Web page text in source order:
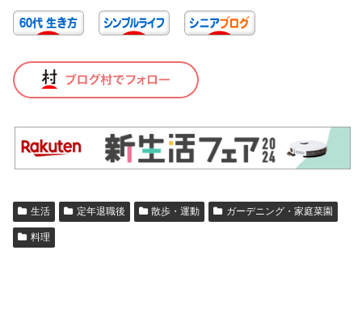
生活 定年退職後 散歩・運動 ガーデニング・家庭菜園
料理